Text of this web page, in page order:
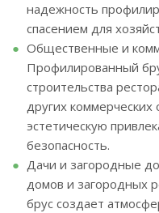
надежность
спасением для
Общественные и
Профилированный
строительства
других
эстетическую
безопасность.
Дачи и загородные
домов и загородных
брус создает